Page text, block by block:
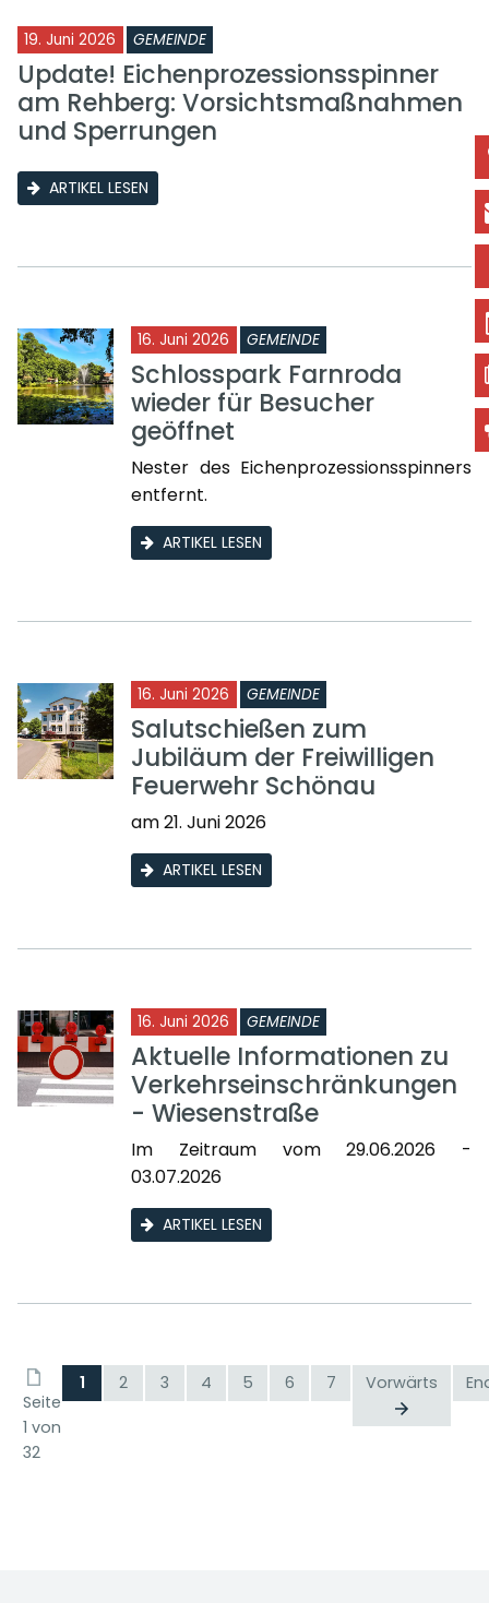
19. Juni 2026 GEMEINDE
Update! Eichenprozessionsspinner
am Rehberg: Vorsichtsmaßnahmen
und Sperrungen
ARTIKEL LESEN
16. Juni 2026 GEMEINDE
Schlosspark Farnroda
wieder für Besucher
geöffnet
Nester des Eichenprozessionsspinners
entfernt.
ARTIKEL LESEN
16. Juni 2026 GEMEINDE
Salutschießen zum
Jubiläum der Freiwilligen
Feuerwehr Schönau
am 21. Juni 2026
ARTIKEL LESEN
16. Juni 2026 GEMEINDE
Aktuelle Informationen zu
Verkehrseinschränkungen
- Wiesenstraße
Im Zeitraum vom 29.06.2026 -
03.07.2026
ARTIKEL LESEN
Seite
1 von
32
1 2 3 4 5 6 7 Vorwärts